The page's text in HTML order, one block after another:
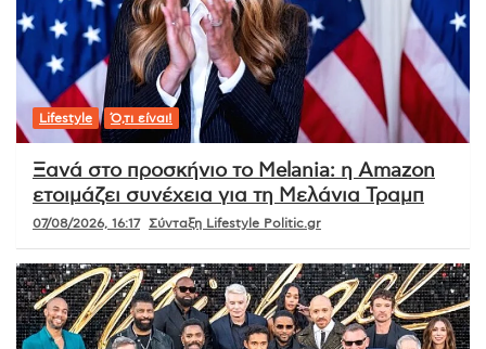
Lifestyle Ό,τι είναι!
Ξανά στο προσκήνιο το Melania: η Amazon
ετοιμάζει συνέχεια για τη Μελάνια Τραμπ
07/08/2026, 16:17 Σύνταξη Lifestyle Politic.gr